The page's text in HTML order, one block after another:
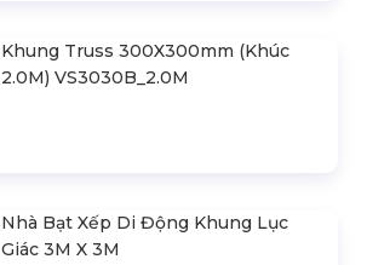
Khung Truss 300X300mm (Khúc
2.0M) VS3030B_2.0M
Nhà Bạt Xếp Di Động Khung Lục
Giác 3M X 3M